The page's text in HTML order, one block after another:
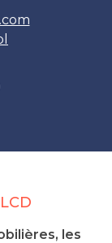
les